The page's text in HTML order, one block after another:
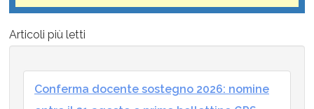
Articoli più letti
Conferma docente sostegno 2026: nomine